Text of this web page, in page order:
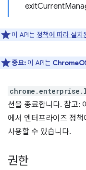
이 API는 정책에 따라 설치
중요: 이 API는
션을 종료합니다. 참고:
에서 엔터프라이즈 정
사용할 수 있습니다.
권한